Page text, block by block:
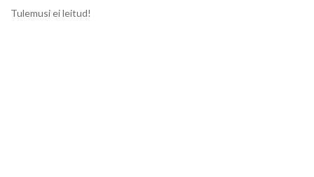
Tulemusi ei leitud!